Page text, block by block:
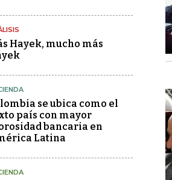
Hayek, mucho más
se ubica como el
país con mayor
bancaria en
Latina